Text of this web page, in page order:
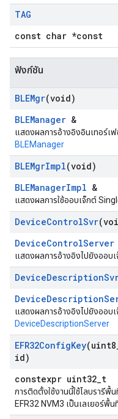
TAG
const char *const
ฟังก์ชัน
BLEMgr(void)
BLEManager &
แสดงผลการอ้างอิงอินเทอร์เ
BLEManager
BLEMgrImpl(void)
BLEManagerImpl &
แสดงผลการใช้ออบเจ็กต์
DeviceControlSvr
DeviceControlServer
แสดงผลการอ้างอิงไปยังออบ
DeviceDescription
แสดงผลการอ้างอิงไปยังออบ
DeviceDescriptionServer
EFR32ConfigKey(uint8
id)
constexpr uint32_t
การติดตั้งใช้งานนี้ใช้ไลบรารีพื้
EFR32 NVM3 เป็นเลเยอร์พื้